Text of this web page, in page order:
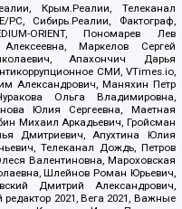
Крым.Реалии, Телеканал
Сибирь.Реалии, Фактограф,
ORIENT, Пономарев Лев
Маркелов Сергей
Апахончич Дарья
СМИ, VTimes.io,
Александрович, Маняхин Петр
Ольга Владимировна,
Юлия Сергеевна, Маетная
Михаил Аркадьевич, Гройсман
Дмитриевич, Апухтина Юлия
Телеканал Дождь, Петров
Валентиновна, Мароховская
Шлейнов Роман Юрьевич,
Дмитрий Александрович,
2021, Вега 2021, Важные